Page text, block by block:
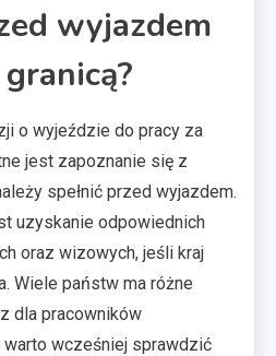
wyjazdem
o wyjeździe do pracy za
jest zapoznanie się z
spełnić przed wyjazdem.
uzyskanie odpowiednich
oraz wizowych, jeśli kraj
Wiele państw ma różne
dla pracowników
warto wcześniej sprawdzić